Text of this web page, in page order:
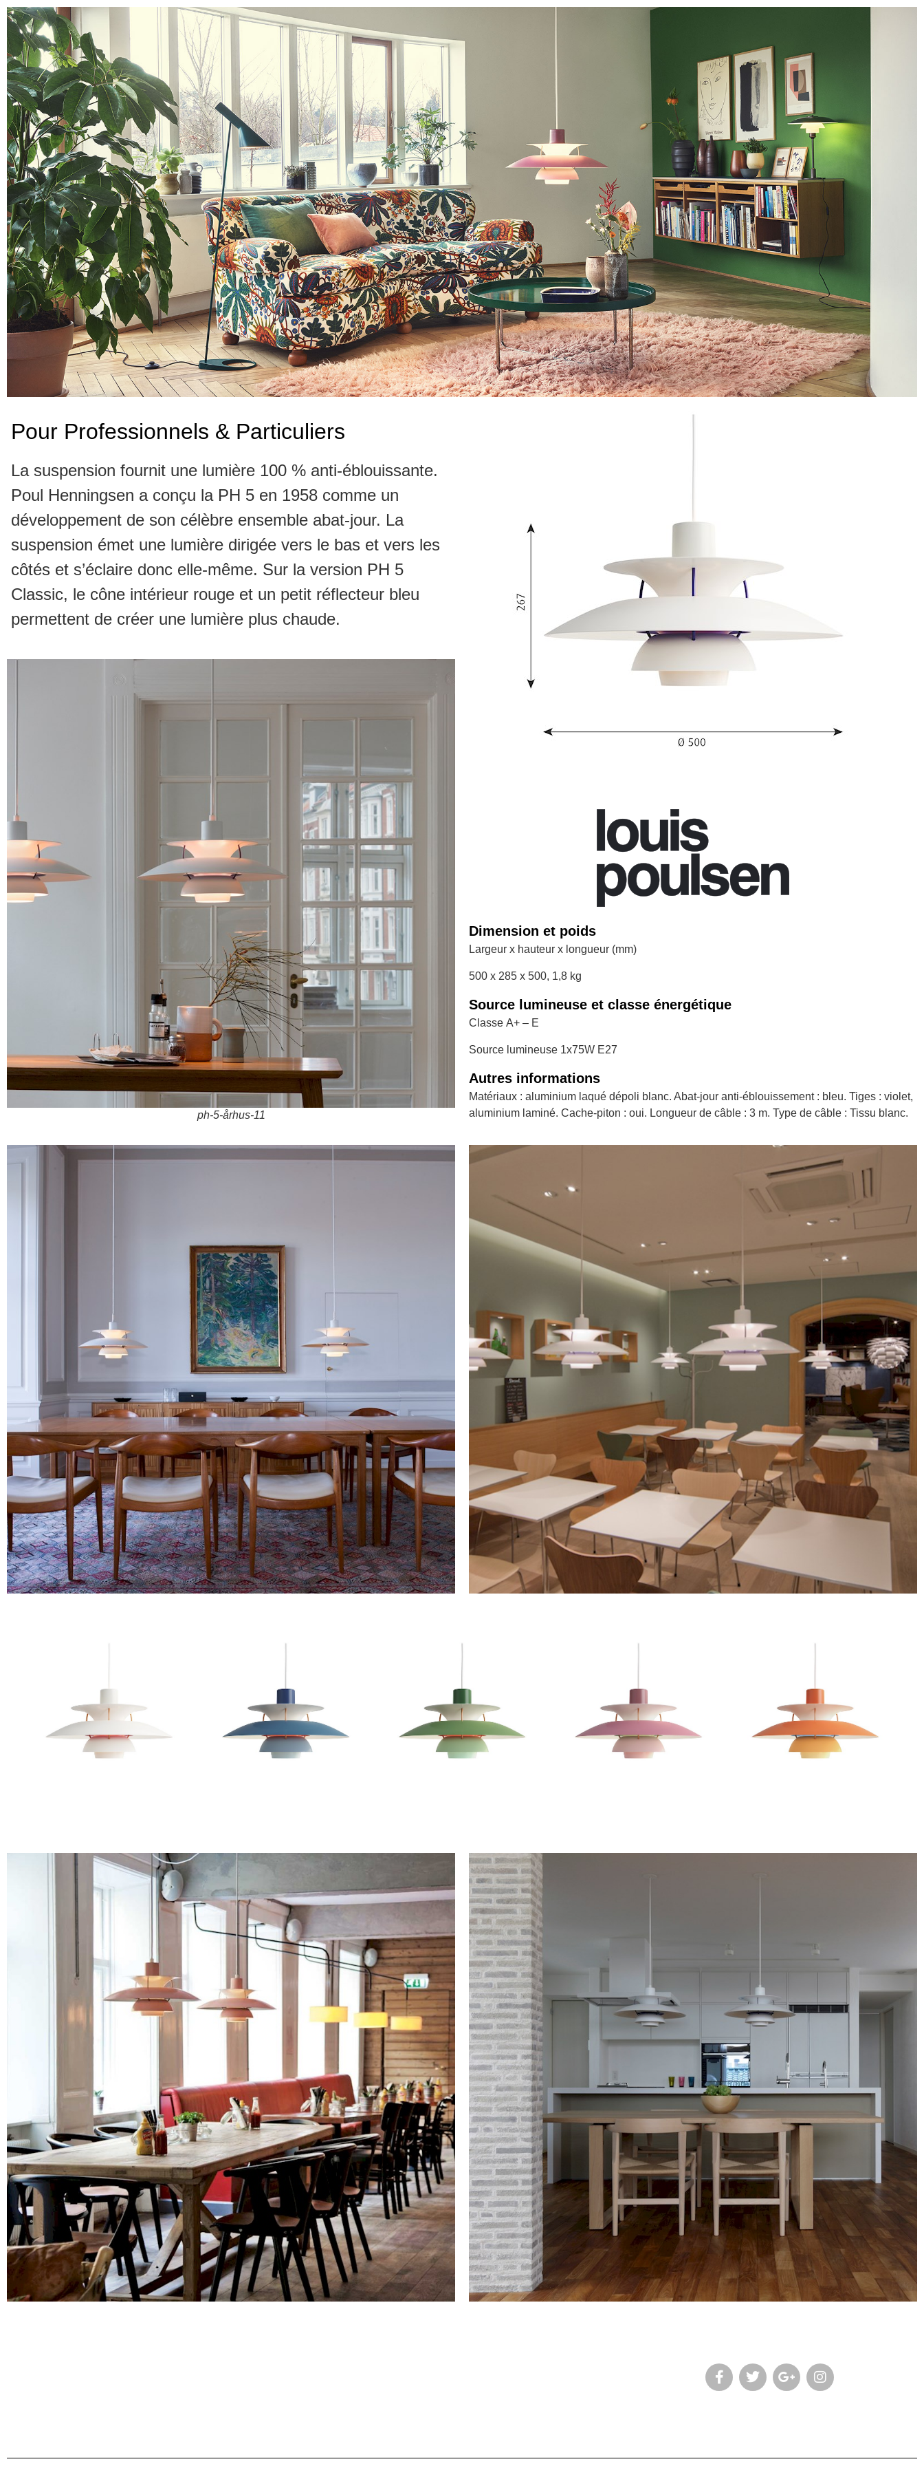
Pour Professionnels & Particuliers
La suspension fournit une lumière 100 % anti-éblouissante.
Poul Henningsen a conçu la PH 5 en 1958 comme un
développement de son célèbre ensemble abat-jour. La
suspension émet une lumière dirigée vers le bas et vers les
côtés et s’éclaire donc elle-même. Sur la version PH 5
Classic, le cône intérieur rouge et un petit réflecteur bleu
permettent de créer une lumière plus chaude.
ph-5-århus-11
Dimension et poids
Largeur x hauteur x longueur (mm)
500 x 285 x 500, 1,8 kg
Source lumineuse et classe énergétique
Classe A+ – E
Source lumineuse 1x75W E27
Autres informations
Matériaux : aluminium laqué dépoli blanc. Abat-jour anti-éblouissement : bleu. Tiges : violet,
aluminium laminé. Cache-piton : oui. Longueur de câble : 3 m. Type de câble : Tissu blanc.